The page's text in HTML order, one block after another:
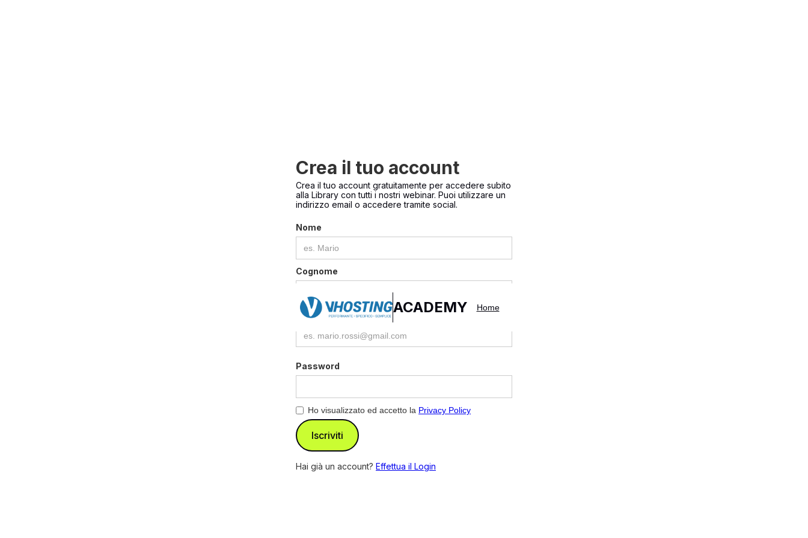
ACADEMY Home
Crea il tuo account
Crea il tuo account gratuitamente per accedere subito
alla Library con tutti i nostri webinar. Puoi utilizzare un
indirizzo email o accedere tramite social.
Nome
Cognome
Email
Password
Ho visualizzato ed accetto la Privacy Policy
Hai già un account? Effettua il Login